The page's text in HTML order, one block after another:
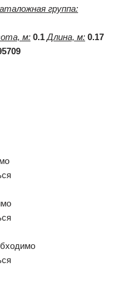
группа:
м: 0.1 Длина, м: 0.17